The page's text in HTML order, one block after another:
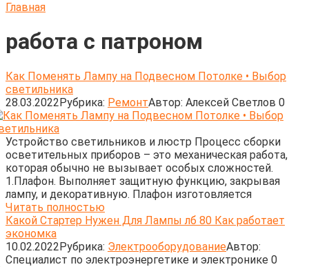
Главная
работа с патроном
Как Поменять Лампу на Подвесном Потолке • Выбор
светильника
28.03.2022Рубрика: РемонтАвтор: Алексей Светлов 0
Устройство светильников и люстр Процесс сборки
осветительных приборов – это механическая работа,
которая обычно не вызывает особых сложностей.
1.Плафон. Выполняет защитную функцию, закрывая
лампу, и декоративную. Плафон изготовляется
Читать полностью
Какой Стартер Нужен Для Лампы лб 80 Как работает
экономка
10.02.2022Рубрика: ЭлектрооборудованиеАвтор:
Cпециалист по электроэнергетике и электронике 0